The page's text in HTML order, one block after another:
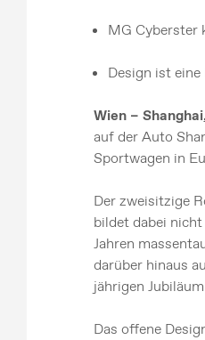
MG Cyberster
Design ist
Wien –
auf der Auto
Sportwagen in
Der zweisitzige
bildet dabei
Jahren
darüber hinaus
jährigen
Das offene